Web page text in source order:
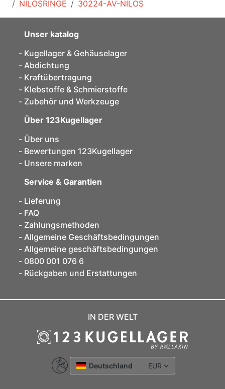
NILOSRINGE
30224-AV-NILOS
Unser katalog
Kugellager & Gehäuselager
Abdichtung
Kraftübertragung
Klebstoffe & Schmierstoffe
Zubehör und Werkzeuge
Über 123Kugellager
Über uns
Bewertungen 123Kugellager
Unsere marken
Service & Garantien
Lieferung
FAQ
Zahlungsmethoden
Allgemeine Geschäftsbedingungen
Allgemeine geschäftsbedingungen
0800 001 076 6
Rückgaben und Erstattungen
IN DER WELT
Deutschland EUR